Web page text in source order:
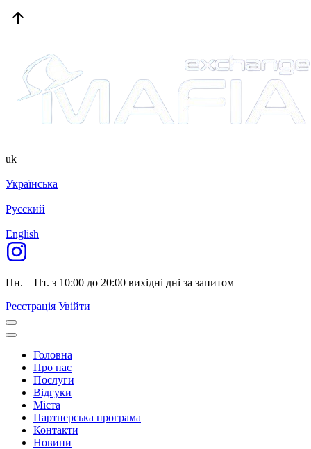
uk
Українська
Русский
English
Пн. – Пт. з 10:00 до 20:00 вихідні дні за запитом
Реєстрація Увійти
Головна
Про нас
Послуги
Відгуки
Міста
Партнерська програма
Контакти
Новини